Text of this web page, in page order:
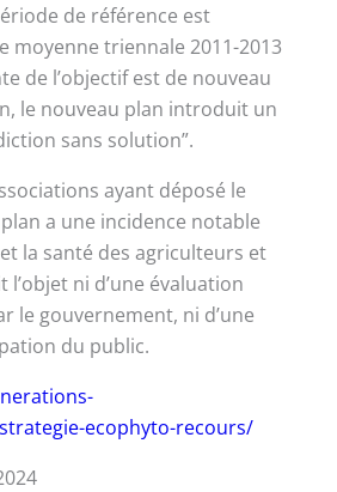
de référence est
moyenne triennale 2011-2013
de l’objectif est de nouveau
le nouveau plan introduit un
sans solution”.
ayant déposé le
a une incidence notable
la santé des agriculteurs et
l’objet ni d’une évaluation
le gouvernement, ni d’une
du public.
ecophyto-recours/